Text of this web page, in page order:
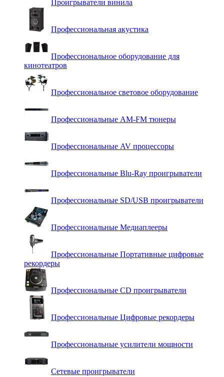
Проигрыватели винила
Профессиональная акустика
Профессиональное оборудование для
кинотеатров
Профессиональное световое оборудование
Профессиональные AM-FM тюнеры
Профессиональные AV процессоры
Профессиональные Blu-Ray проигрыватели
Профессиональные SD/USB проигрыватели
Профессиональные Медиаплееры
Профессиональные Портативные цифровые
рекордеры
Профессиональные СD проигрыватели
Профессиональные Цифровые рекордеры
Профессиональные усилители мощности
Сетевые проигрыватели